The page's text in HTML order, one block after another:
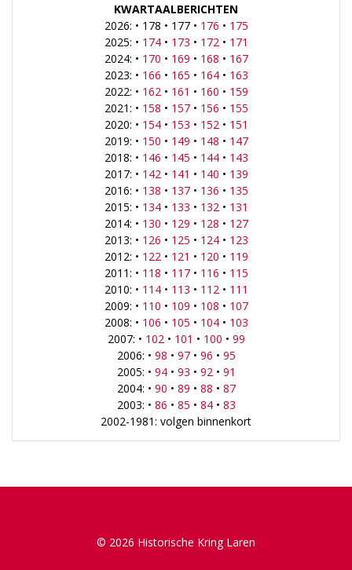
KWARTAALBERICHTEN
2026: • 178 • 177 • 176 • 175
2025: • 174• 173 • 172 • 171
2024: • 170 • 169 • 168 • 167
2023: • 166 • 165 • 164• 163
2022: • 162 • 161 • 160 • 159
2021: • 158 • 157• 156 • 155
2020: • 154• 153 • 152 • 151
2019: • 150 • 149 • 148 • 147
2018: • 146 • 145 • 144• 143
2017: • 142 • 141 • 140 • 139
2016: • 138 • 137• 136 • 135
2015: • 134• 133 • 132 • 131
2014: • 130 • 129 • 128 • 127
2013: • 126 • 125 • 124• 123
2012: • 122 • 121 • 120 • 119
2011: • 118 • 117• 116 • 115
2010: • 114• 113 • 112 • 111
2009: • 110 • 109 • 108 • 107
2008: • 106 • 105 • 104• 103
2007: • 102 • 101 • 100 • 99
2006: • 98 • 97• 96 • 95
2005: • 94• 93 • 92 • 91
2004: • 90 • 89 • 88 • 87
2003: • 86 • 85 • 84• 83
2002-1981: volgen binnenkort
© 2026 Historische Kring Laren